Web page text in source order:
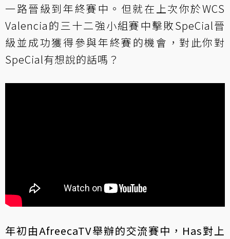
一路晉級到年終賽中。但就在上次你於WCS
Valencia的三十二強小組賽中擊敗SpeCial晉
級並成功獲得參與年終賽的機會，對此你對
SpeCial有想說的話嗎？
年初由AfreecaTV舉辦的交流賽中，Has對上